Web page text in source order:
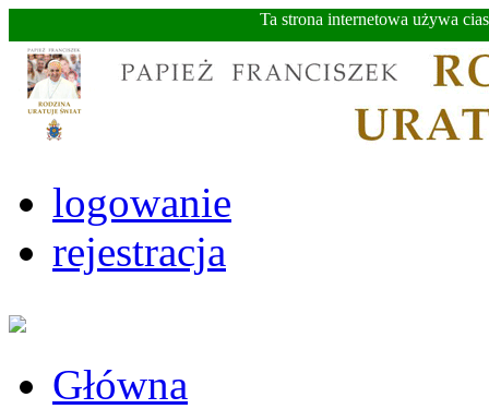
Ta strona internetowa używa
logowanie
rejestracja
Główna